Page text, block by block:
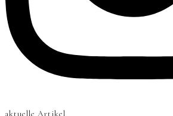
aktuelle Artikel